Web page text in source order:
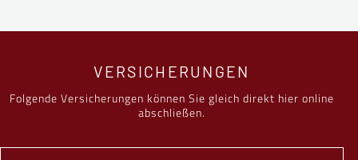
VERSICHERUNGEN
Folgende Versicherungen können Sie gleich direkt hier online
abschließen.